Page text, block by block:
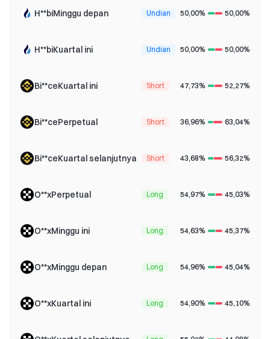
H**biMinggu depan Undian 50,00% 50,00%
H**biKuartal ini Undian 50,00% 50,00%
Bi**ceKuartal ini Short 47,73% 52,27%
Bi**cePerpetual Short 36,96% 63,04%
Bi**ceKuartal selanjutnya Short 43,68% 56,32%
O**xPerpetual Long 54,97% 45,03%
O**xMinggu ini Long 54,63% 45,37%
O**xMinggu depan Long 54,96% 45,04%
O**xKuartal ini Long 54,90% 45,10%